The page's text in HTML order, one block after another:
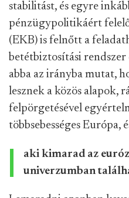
stabilitást, és egyre
pénzügypolitikáért
(EKB) is felnőtt a
betétbiztosítási rendszer
abba az irányba mutat,
lesznek a közös alapok,
felpörgetésével
többsebességes Európa,
aki kimarad az
univerzumban